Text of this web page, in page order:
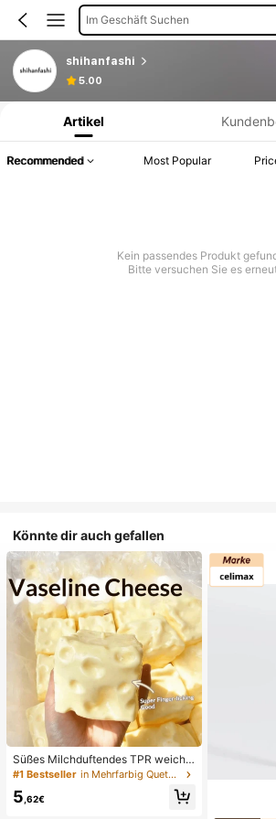
Im Geschäft Suchen
shihanfashi
5.00
Produktinformation: Preisangabe, Verkaufs- und
Artikel
Recommended Most Popular
Kein passendes Produkt
Bitte versuchen Sie es
Könnte dir auch gefallen
Süßes Milchduftendes TPR weiche
s quetschbares Dumpling-förmiges
Stressabbau-Spielzeug, 5cm niedli
ches lustiges Quetsch-Stressabbau
#1 Bestseller in Mehrfarbig Quetschspielzeug für Teenager
5 ,62€